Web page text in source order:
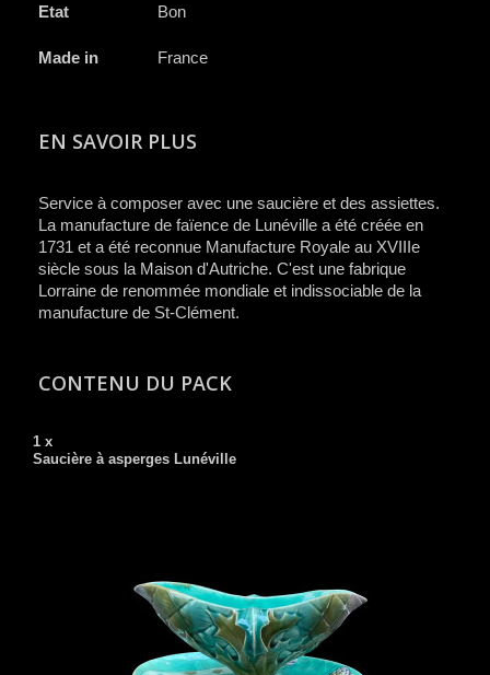
Etat Bon
Made in France
EN SAVOIR PLUS
Service à composer avec une saucière et des assiettes.
La manufacture de faïence de Lunéville a été créée en
1731 et a été reconnue Manufacture Royale au XVIIIe
siècle sous la Maison d'Autriche. C'est une fabrique
Lorraine de renommée mondiale et indissociable de la
manufacture de St-Clément.
CONTENU DU PACK
1 x
Saucière à asperges Lunéville